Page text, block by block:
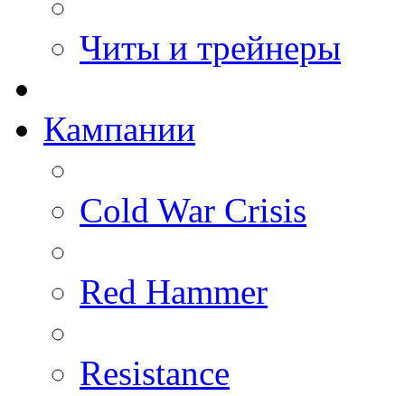
Читы и трейнеры
Кампании
Cold War Crisis
Red Hammer
Resistance